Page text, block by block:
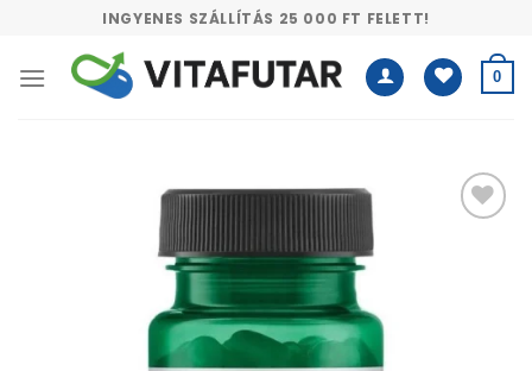
content
INGYENES SZÁLLÍTÁS 25 000 FT FELETT!
0
Kívánságlistához